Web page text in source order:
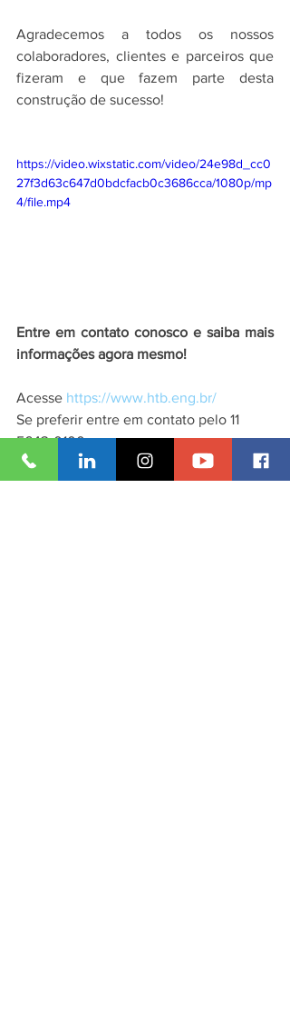
Agradecemos a todos os nossos
colaboradores, clientes e parceiros que
fizeram e que fazem parte desta
construção de sucesso!
https://video.wixstatic.com/video/24e98d_cc0
27f3d63c647d0bdcfacb0c3686cca/1080p/mp
4/file.mp4
Entre em contato conosco e saiba mais
informações agora mesmo!
Acesse https://www.htb.eng.br/
Se preferir entre em contato pelo 11
5643-0100.
#construtora